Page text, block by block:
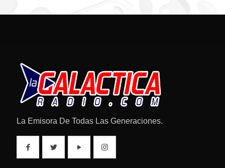
La Emisora De Todas Las Generaciones.